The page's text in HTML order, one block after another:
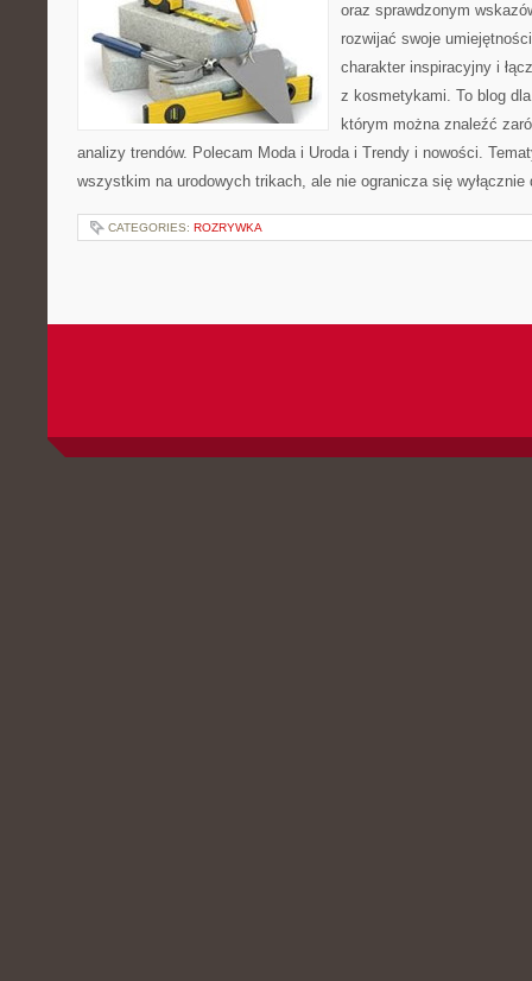
oraz sprawdzonym
rozwijać swoje
charakter inspiracyjny i
z kosmetykami. To blog
którym można znaleźć
analizy trendów. Polecam Moda i Uroda i Trendy i nowości.
wszystkim na urodowych trikach, ale nie ogranicza się
CATEGORIES: ROZRYWKA